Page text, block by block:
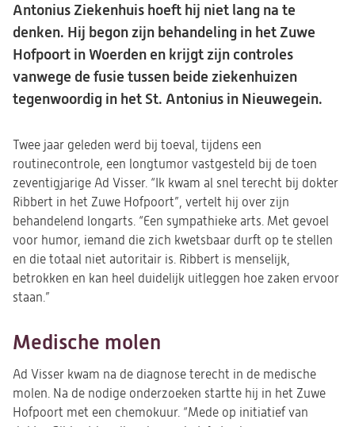
Antonius Ziekenhuis hoeft hij niet lang na te
denken. Hij begon zijn behandeling in het Zuwe
Hofpoort in Woerden en krijgt zijn controles
vanwege de fusie tussen beide ziekenhuizen
tegenwoordig in het St. Antonius in Nieuwegein.
Twee jaar geleden werd bij toeval, tijdens een
routinecontrole, een longtumor vastgesteld bij de toen
zeventigjarige Ad Visser. “Ik kwam al snel terecht bij dokter
Ribbert in het Zuwe Hofpoort”, vertelt hij over zijn
behandelend longarts. “Een sympathieke arts. Met gevoel
voor humor, iemand die zich kwetsbaar durft op te stellen
en die totaal niet autoritair is. Ribbert is menselijk,
betrokken en kan heel duidelijk uitleggen hoe zaken ervoor
staan.”
Medische molen
Ad Visser kwam na de diagnose terecht in de medische
molen. Na de nodige onderzoeken startte hij in het Zuwe
Hofpoort met een chemokuur. “Mede op initiatief van